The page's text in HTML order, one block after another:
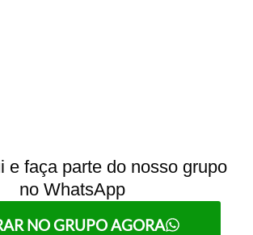
e faça parte do nosso grupo
no WhatsApp
NO GRUPO AGORA